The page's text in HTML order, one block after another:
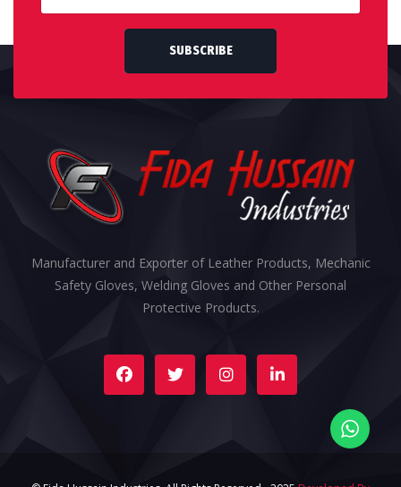
SUBSCRIBE
Manufacturer and Exporter of Leather Products, Mechanic
Safety Gloves, Welding Gloves and Other Personal
Protective Products.